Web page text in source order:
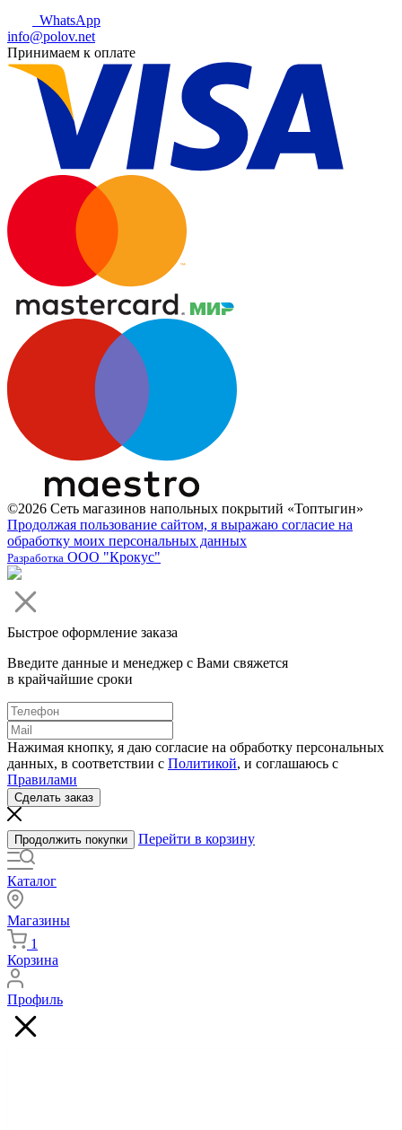
WhatsApp
info@polov.net
Принимаем к оплате
©2026 Сеть магазинов напольных покрытий «Топтыгин»
Продолжая пользование сайтом, я выражаю согласие на
обработку моих персональных данных
Разработка ООО "Крокус"
Быстрое оформление заказа
Введите данные и менеджер с Вами свяжется
в крайчайшие сроки
Нажимая кнопку, я даю согласие на обработку персональных
данных, в соответствии с Политикой, и соглашаюсь с
Правилами
Сделать заказ
Продолжить покупки Перейти в корзину
Каталог
Магазины
1
Корзина
Профиль